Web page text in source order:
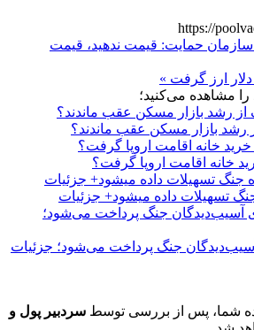
https://
حمایت: قیمت ندهید، قیمت
را مشاهده می‌کنید؛
رشد بازار مسکن عقب ماندند؟
خانه اقامت اروپا گرفت؟
تسهیلات داده میشود+ جزئیات
جنگ پرداخت می‌شود؛ جزئیات
شما، پس از بررسی توسط سردبیر پول و